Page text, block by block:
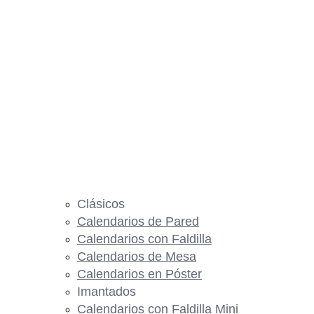
Clásicos
Calendarios de Pared
Calendarios con Faldilla
Calendarios de Mesa
Calendarios en Póster
Imantados
Calendarios con Faldilla Mini